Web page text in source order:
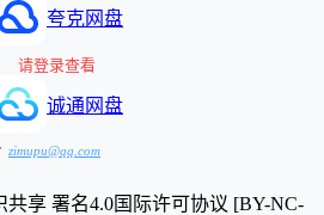
夸克网盘
请登录查看
诚通网盘
zimupu@qq.com
享 署名4.0国际许可协议 [BY-NC-